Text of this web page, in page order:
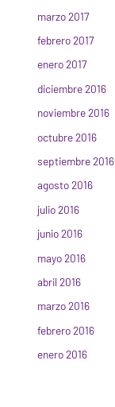
marzo 2017
febrero 2017
enero 2017
diciembre 2016
noviembre 2016
octubre 2016
septiembre 2016
agosto 2016
julio 2016
junio 2016
mayo 2016
abril 2016
marzo 2016
febrero 2016
enero 2016